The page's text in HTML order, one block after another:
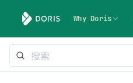
Why Doris